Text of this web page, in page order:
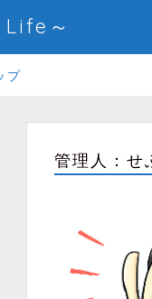
～
プ
管理人：せ